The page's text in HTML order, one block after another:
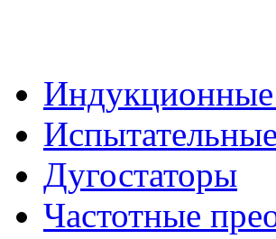
Индукционные
Дугостаторы
Частотные